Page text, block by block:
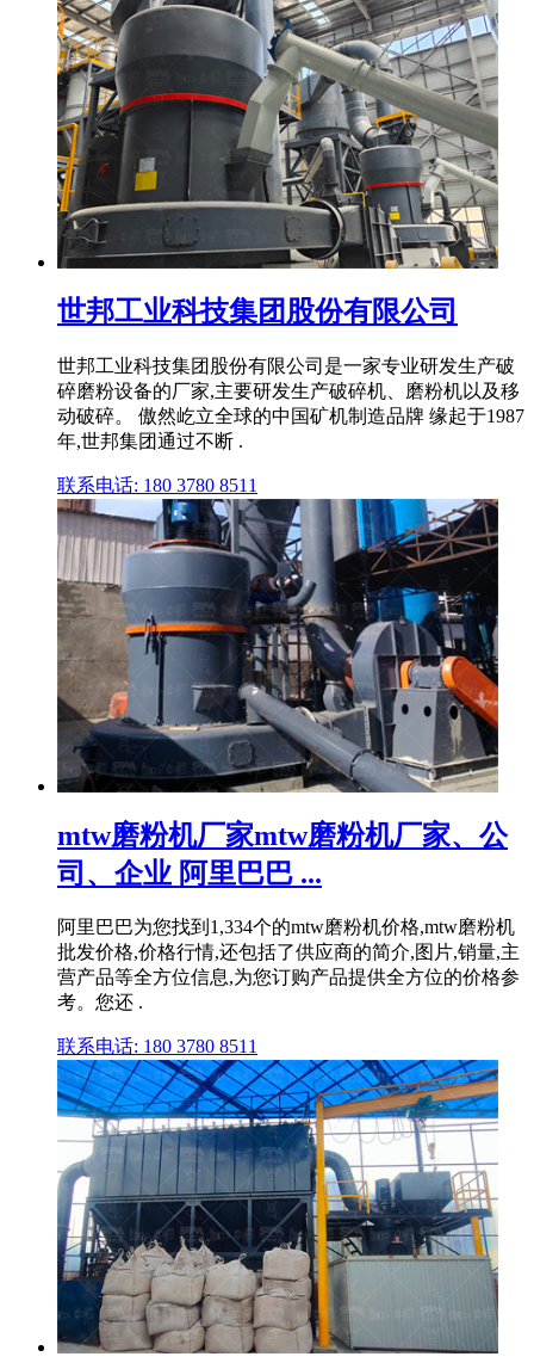
世邦工业科技集团股份有限公司
世邦工业科技集团股份有限公司是一家专业研发生产破
碎磨粉设备的厂家,主要研发生产破碎机、磨粉机以及移
动破碎。 傲然屹立全球的中国矿机制造品牌 缘起于1987
年,世邦集团通过不断 .
联系电话: 180 3780 8511
mtw磨粉机厂家mtw磨粉机厂家、公
司、企业 阿里巴巴 ...
阿里巴巴为您找到1,334个的mtw磨粉机价格,mtw磨粉机
批发价格,价格行情,还包括了供应商的简介,图片,销量,主
营产品等全方位信息,为您订购产品提供全方位的价格参
考。您还 .
联系电话: 180 3780 8511